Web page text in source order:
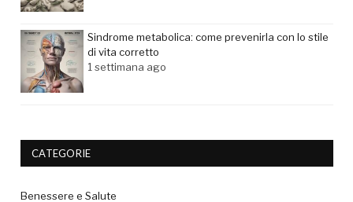
Sindrome metabolica: come prevenirla con lo stile
di vita corretto
1 settimana ago
CATEGORIE
Benessere e Salute